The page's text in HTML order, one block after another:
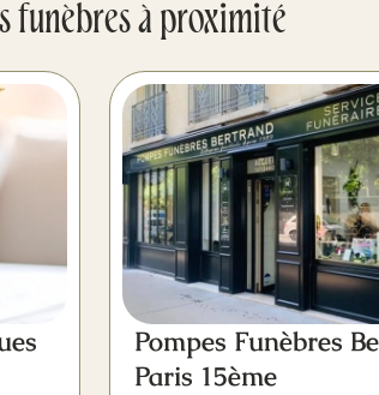
funèbres à proximité
Pompes Funèbres
Paris 15ème